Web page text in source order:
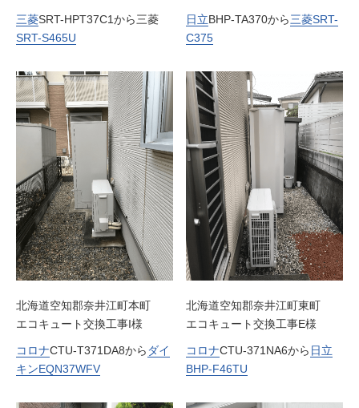
三菱SRT-HPT37C1から三菱
SRT-S465U
日立BHP-TA370から三菱SRT-
C375
北海道空知郡奈井江町本町
エコキュート交換工事I様
コロナCTU-T371DA8から ダイ
キンEQN37WFV
北海道空知郡奈井江町東町
エコキュート交換工事E様
コロナCTU-371NA6から 日立
BHP-F46TU